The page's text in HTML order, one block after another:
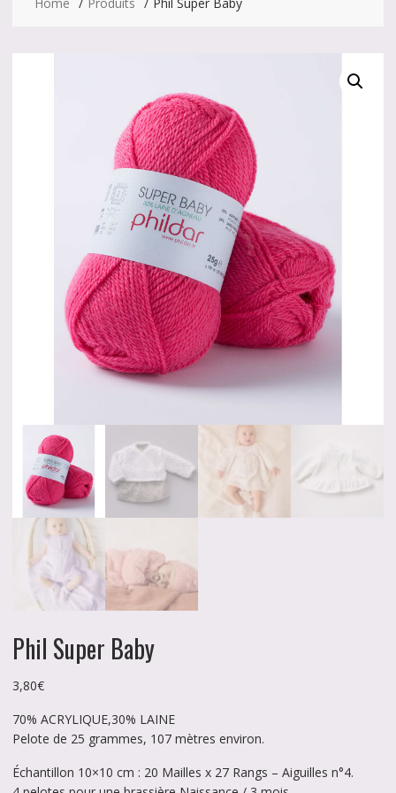
Phil Super Baby
3,80€
70% ACRYLIQUE,30% LAINE
Pelote de 25 grammes, 107 mètres environ.
Échantillon 10×10 cm : 20 Mailles x 27 Rangs – Aiguilles n°4.